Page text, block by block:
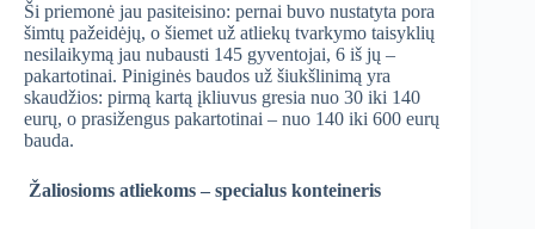
Ši priemonė jau pasiteisino: pernai buvo nustatyta pora
šimtų pažeidėjų, o šiemet už atliekų tvarkymo taisyklių
nesilaikymą jau nubausti 145 gyventojai, 6 iš jų –
pakartotinai. Piniginės baudos už šiukšlinimą yra
skaudžios: pirmą kartą įkliuvus gresia nuo 30 iki 140
eurų, o prasižengus pakartotinai – nuo 140 iki 600 eurų
bauda.
Žaliosioms atliekoms – specialus konteineris